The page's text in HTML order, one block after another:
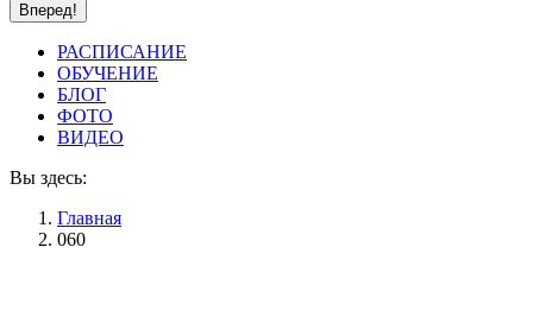
РАСПИСАНИЕ
ОБУЧЕНИЕ
БЛОГ
ФОТО
ВИДЕО
Вы здесь:
Главная
060